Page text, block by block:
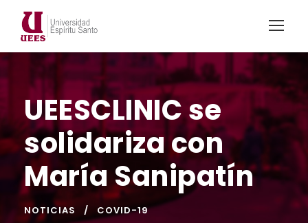
UEESCLINIC se
solidariza con
María Sanipatín
NOTICIAS COVID-19